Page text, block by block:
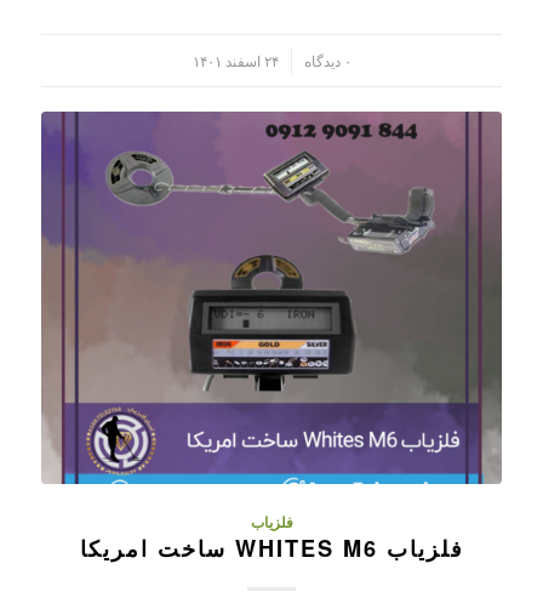
۰ دیدگاه ۲۴ اسفند ۱۴۰۱
فلزیاب
فلزیاب WHITES M6 ساخت امریکا